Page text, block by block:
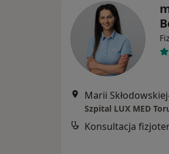
Marii
Szpital LUX MED
Konsultacja